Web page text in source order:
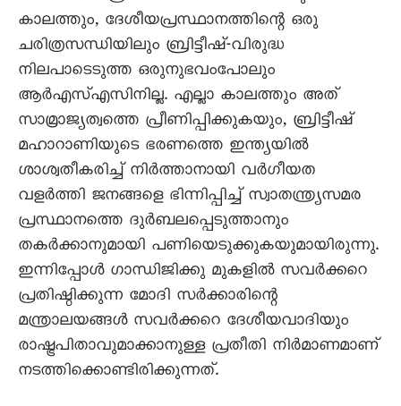
കാലത്തും, ദേശീയപ്രസ്ഥാനത്തിന്റെ ഒരു
ചരിത്രസന്ധിയിലും ബ്രിട്ടീഷ്-വിരുദ്ധ
നിലപാടെടുത്ത ഒരുനുഭവംപോലും
ആർഎസ്എസിനില്ല. എല്ലാ കാലത്തും അത്
സാമ്രാജ്യത്വത്തെ പ്രീണിപ്പിക്കുകയും, ബ്രിട്ടീഷ്
മഹാറാണിയുടെ ഭരണത്തെ ഇന്ത്യയിൽ
ശാശ്വതീകരിച്ച് നിർത്താനായി വർഗീയത
വളർത്തി ജനങ്ങളെ ഭിന്നിപ്പിച്ച് സ്വാതന്ത്ര്യസമര
പ്രസ്ഥാനത്തെ ദുർബലപ്പെടുത്താനും
തകർക്കാനുമായി പണിയെടുക്കുകയുമായിരുന്നു.
ഇന്നിപ്പോൾ ഗാന്ധിജിക്കു മുകളിൽ സവർക്കറെ
പ്രതിഷ്ഠിക്കുന്ന മോദി സർക്കാരിന്റെ
മന്ത്രാലയങ്ങൾ സവർക്കറെ ദേശീയവാദിയും
രാഷ്ട്രപിതാവുമാക്കാനുള്ള പ്രതീതി നിർമാണമാണ്
നടത്തിക്കൊണ്ടിരിക്കുന്നത്.